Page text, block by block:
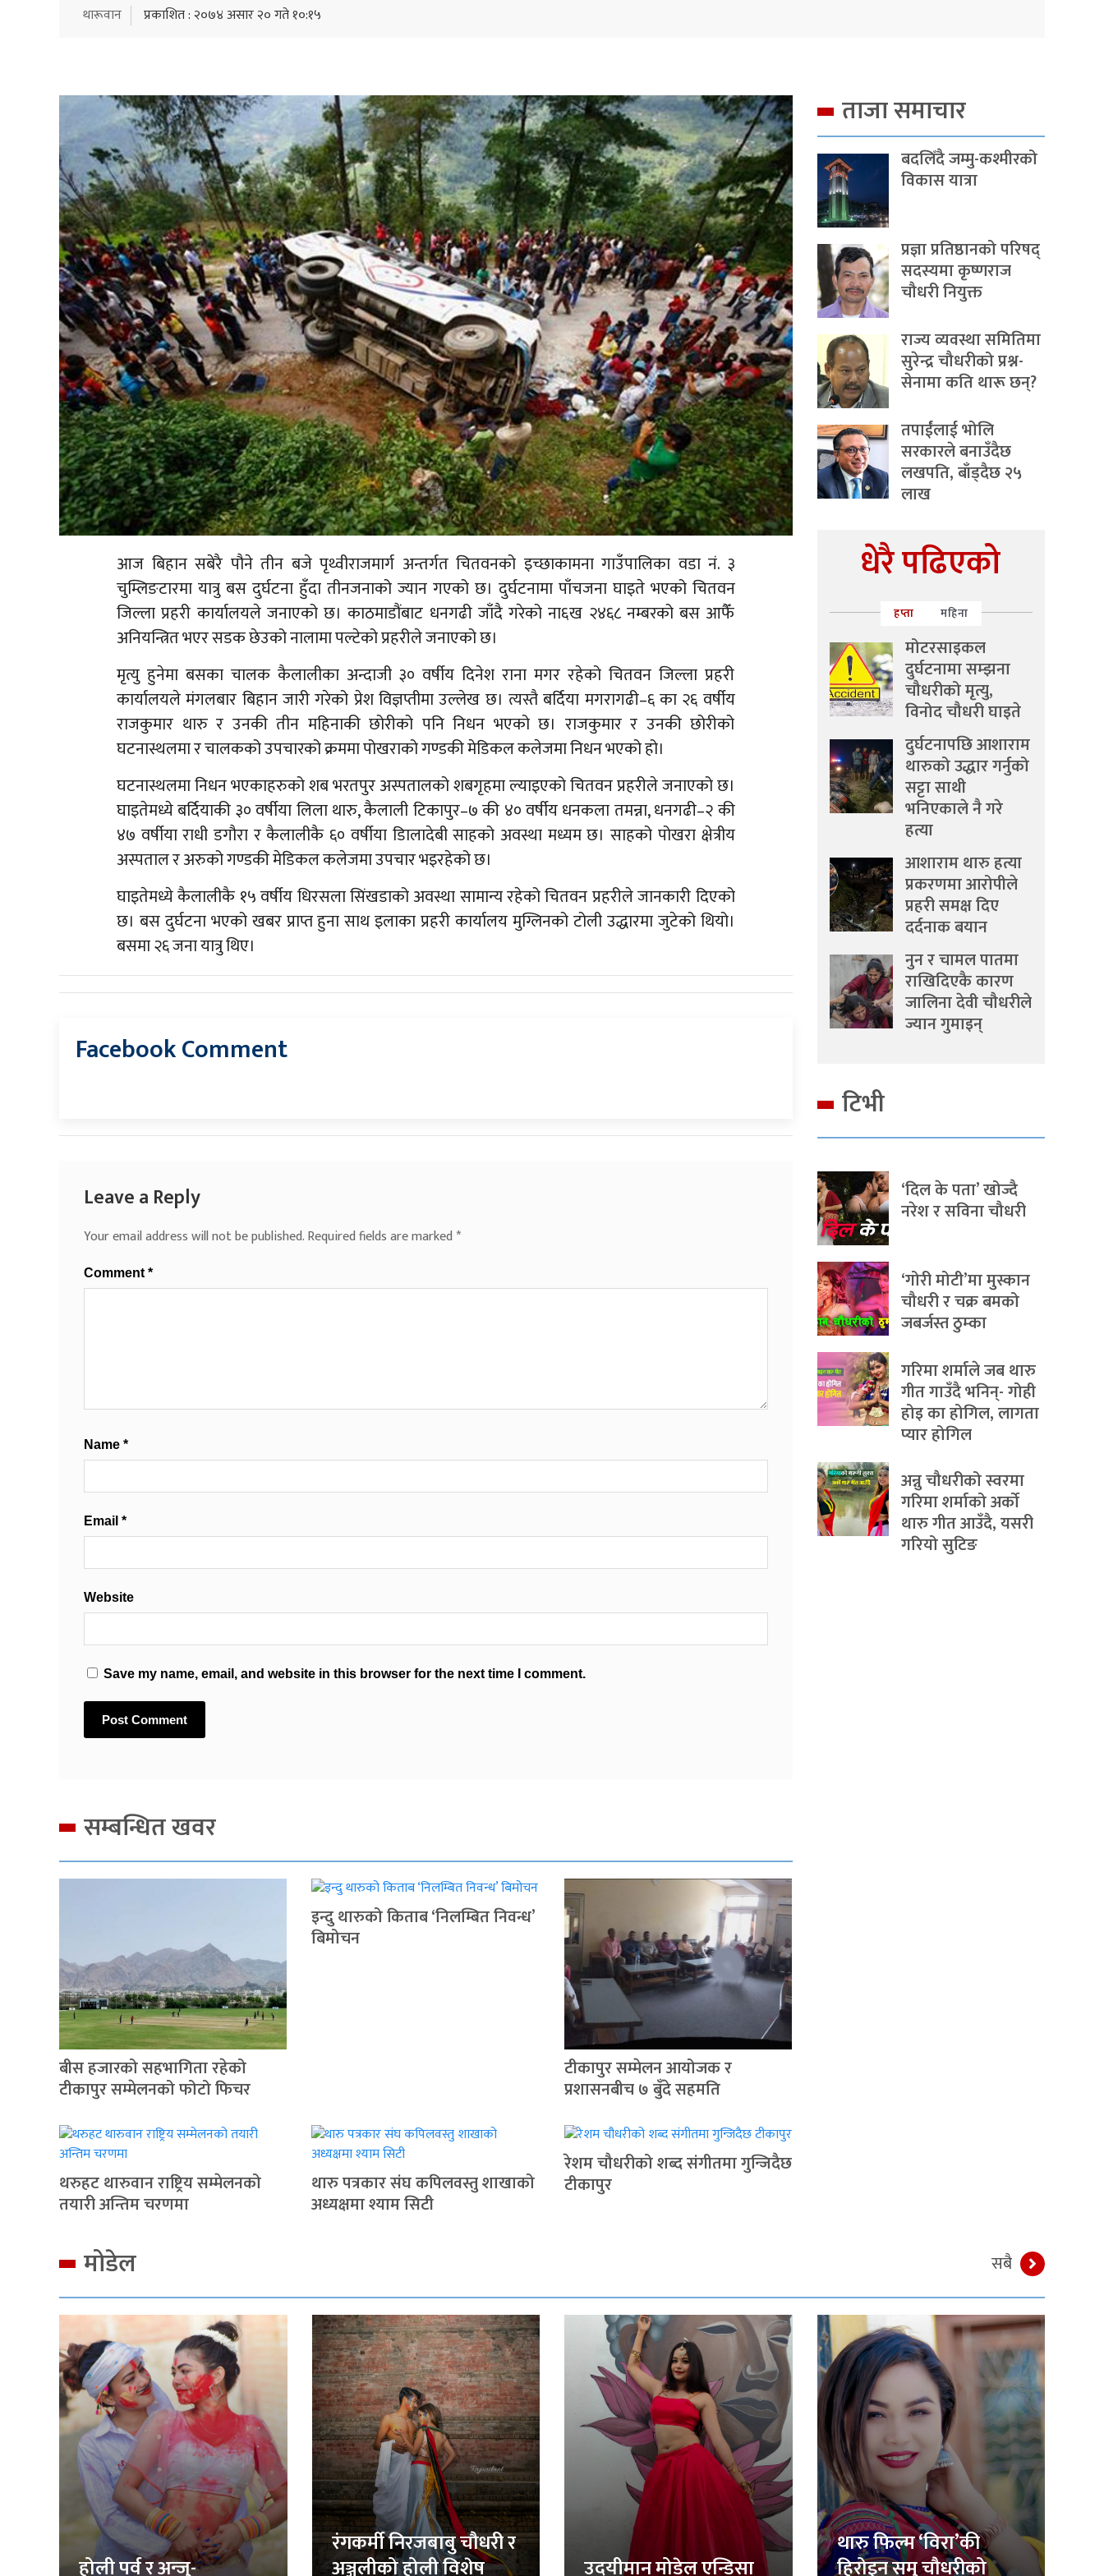
थारूवान प्रकाशित : २०७४ असार २० गते १०:१५
आज बिहान सबेरै पौने तीन बजे पृथ्वीराजमार्ग अन्तर्गत चितवनको इच्छाकामना गाउँपालिका वडा नं. ३
चुम्लिङटारमा यात्रु बस दुर्घटना हुँदा तीनजनाको ज्यान गएको छ। दुर्घटनामा पाँचजना घाइते भएको चितवन
जिल्ला प्रहरी कार्यालयले जनाएको छ। काठमाडौंबाट धनगढी जाँदै गरेको ना६ख २४६८ नम्बरको बस आफैँ
अनियन्त्रित भएर सडक छेउको नालामा पल्टेको प्रहरीले जनाएको छ।
मृत्यु हुनेमा बसका चालक कैलालीका अन्दाजी ३० वर्षीय दिनेश राना मगर रहेको चितवन जिल्ला प्रहरी
कार्यालयले मंगलबार बिहान जारी गरेको प्रेश विज्ञप्तीमा उल्लेख छ। त्यस्तै बर्दिया मगरागढी–६ का २६ वर्षीय
राजकुमार थारु र उनकी तीन महिनाकी छोरीको पनि निधन भएको छ। राजकुमार र उनकी छोरीको
घटनास्थलमा र चालकको उपचारको क्रममा पोखराको गण्डकी मेडिकल कलेजमा निधन भएको हो।
घटनास्थलमा निधन भएकाहरुको शब भरतपुर अस्पतालको शबगृहमा ल्याइएको चितवन प्रहरीले जनाएको छ।
घाइतेमध्ये बर्दियाकी ३० वर्षीया लिला थारु, कैलाली टिकापुर–७ की ४० वर्षीय धनकला तमन्ना, धनगढी–२ की
४७ वर्षीया राधी डगौरा र कैलालीकै ६० वर्षीया डिालादेबी साहको अवस्था मध्यम छ। साहको पोखरा क्षेत्रीय
अस्पताल र अरुको गण्डकी मेडिकल कलेजमा उपचार भइरहेको छ।
घाइतेमध्ये कैलालीकै १५ वर्षीय धिरसला सिंखडाको अवस्था सामान्य रहेको चितवन प्रहरीले जानकारी दिएको
छ। बस दुर्घटना भएको खबर प्राप्त हुना साथ इलाका प्रहरी कार्यालय मुग्लिनको टोली उद्धारमा जुटेको थियो।
बसमा २६ जना यात्रु थिए।
Facebook Comment
Leave a Reply
Your email address will not be published.Required fields are marked*
Comment *
Name *
Email *
Website
Save my name, email, and website in this browser for the next time I comment.
सम्बन्धित खवर
बीस हजारको सहभागिता रहेको
टीकापुर सम्मेलनको फोटो फिचर
इन्दु थारुको किताब ‘निलम्बित निवन्ध’
बिमोचन
टीकापुर सम्मेलन आयोजक र
प्रशासनबीच ७ बुँदे सहमति
थरुहट थारुवान राष्ट्रिय सम्मेलनको
तयारी अन्तिम चरणमा
थारु पत्रकार संघ कपिलवस्तु शाखाको
अध्यक्षमा श्याम सिटी
रेशम चौधरीको शब्द संगीतमा गुन्जिदैछ
टीकापुर
ताजा समाचार
बदलिँदै जम्मु-कश्मीरको
विकास यात्रा
प्रज्ञा प्रतिष्ठानको परिषद्
सदस्यमा कृष्णराज
चौधरी नियुक्त
राज्य व्यवस्था समितिमा
सुरेन्द्र चौधरीको प्रश्न-
सेनामा कति थारू छन्?
तपाईंलाई भोलि
सरकारले बनाउँदैछ
लखपति, बाँड्दैछ २५
लाख
धेरै पढिएको
हप्ता महिना
मोटरसाइकल
दुर्घटनामा सम्झना
चौधरीको मृत्यु,
विनोद चौधरी घाइते
दुर्घटनापछि आशाराम
थारुको उद्धार गर्नुको
सट्टा साथी
भनिएकाले नै गरे
हत्या
आशाराम थारु हत्या
प्रकरणमा आरोपीले
प्रहरी समक्ष दिए
दर्दनाक बयान
नुन र चामल पातमा
राखिदिएकै कारण
जालिना देवी चौधरीले
ज्यान गुमाइन्
टिभी
‘दिल के पता’ खोज्दै
नरेश र सविना चौधरी
‘गोरी मोटी’मा मुस्कान
चौधरी र चक्र बमको
जबर्जस्त ठुम्का
गरिमा शर्माले जब थारु
गीत गाउँदै भनिन्- गोही
होइ का होगिल, लागता
प्यार होगिल
अन्नु चौधरीको स्वरमा
गरिमा शर्माको अर्को
थारु गीत आउँदै, यसरी
गरियो सुटिङ
मोडेल सबै
होली पर्व र अन्जु-
रंगकर्मी निरजबाबु चौधरी र
अञ्जलीको होली विशेष उदयीमान मोडेल एन्डिसा
थारु फिल्म ‘विरा’की
हिरोइन समु चौधरीको